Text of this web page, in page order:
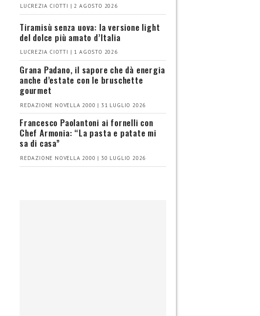
LUCREZIA CIOTTI | 2 AGOSTO 2026
Tiramisù senza uova: la versione light
del dolce più amato d’Italia
LUCREZIA CIOTTI | 1 AGOSTO 2026
Grana Padano, il sapore che dà energia
anche d’estate con le bruschette
gourmet
REDAZIONE NOVELLA 2000 | 31 LUGLIO 2026
Francesco Paolantoni ai fornelli con
Chef Armonia: “La pasta e patate mi
sa di casa”
REDAZIONE NOVELLA 2000 | 30 LUGLIO 2026